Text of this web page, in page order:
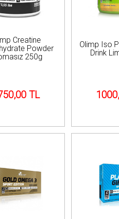
Creatine
Powder
250g
TL
Olimp Iso
Drink